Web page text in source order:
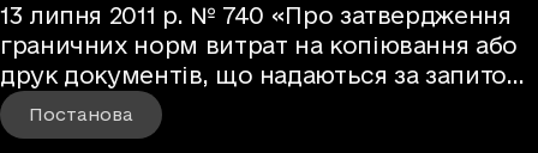
13 липня 2011 р. № 740 «Про затвердження
граничних норм витрат на копіювання або
друк документів, що надаються за запитом
на інформацію
Постанова